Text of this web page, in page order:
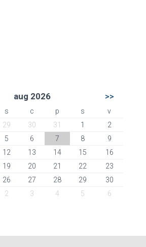
aug 2026 >>
s c p s
v
29 30 31 1
2
5 6 7 8
9
12 13 14 15
16
19 20 21 22
23
26 27 28 29
30
2 3 4 5 6